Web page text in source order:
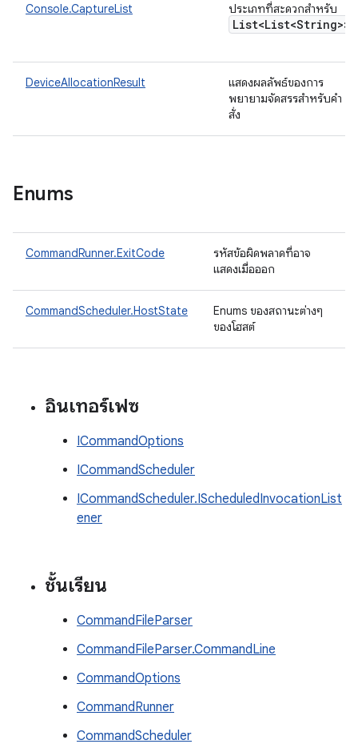
Console.CaptureList ประเภทที่สะดวกสำหรับ
List<List<String>>
DeviceAllocationResult
แสดงผลลัพธ์ของการ
พยายามจัดสรรสําหรับคํา
สั่ง
Enums
CommandRunner.ExitCode
รหัสข้อผิดพลาดที่อาจ
แสดงเมื่อออก
CommandScheduler.HostState
Enums ของสถานะต่างๆ
ของโฮสต์
อินเทอร์เฟซ
ICommandOptions
ICommandScheduler
ICommandScheduler.IScheduledInvocationList
ener
ชั้นเรียน
CommandFileParser
CommandFileParser.CommandLine
CommandOptions
CommandRunner
CommandScheduler